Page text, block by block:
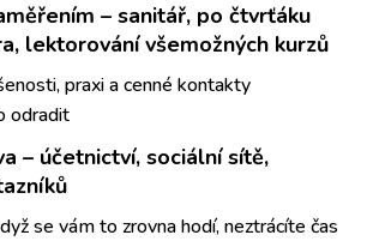
– sanitář, po čtvrťáku
lektorování všemožných kurzů
praxi a cenné kontakty
odradit
– účetnictví, sociální sítě,
se vám to zrovna hodí, neztrácíte čas